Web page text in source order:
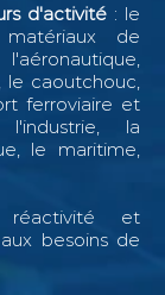
d'activité: le
de
le caoutchouc,
ferroviaire et
la
le maritime,
réactivité et
besoins de